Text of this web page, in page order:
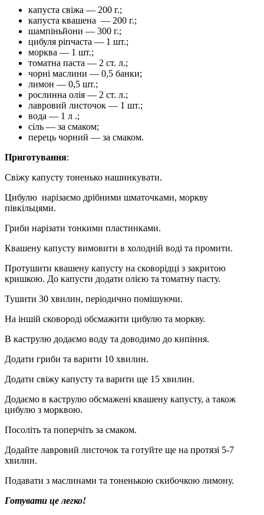
капуста свіжа — 200 г.;
капуста квашена — 200 г.;
шампіньйони — 300 г.;
цибуля ріпчаста — 1 шт.;
морква — 1 шт.;
томатна паста — 2 ст. л.;
чорні маслини — 0,5 банки;
лимон — 0,5 шт.;
рослинна олія — 2 ст. л.;
лавровий листочок — 1 шт.;
вода — 1 л .;
сіль — за смаком;
перець чорний — за смаком.
Приготування:
Свіжу капусту тоненько нашинкувати.
Цибулю нарізаємо дрібними шматочками, моркву
півкільцями.
Гриби нарізати тонкими пластинками.
Квашену капусту вимовити в холодній воді та промити.
Протушити квашену капусту на сковорідці з закритою
кришкою. До капусти додати олією та томатну пасту.
Тушити 30 хвилин, періодично помішуючи.
На іншій сковороді обсмажити цибулю та моркву.
В каструлю додаємо воду та доводимо до кипіння.
Додати гриби та варити 10 хвилин.
Додати свіжу капусту та варити ще 15 хвилин.
Додаємо в каструлю обсмажені квашену капусту, а також
цибулю з морквою.
Посоліть та поперчіть за смаком.
Додайте лавровий листочок та готуйте ще на протязі 5-7
хвилин.
Подавати з маслинами та тоненькою скибочкою лимону.
Готувати це легко!